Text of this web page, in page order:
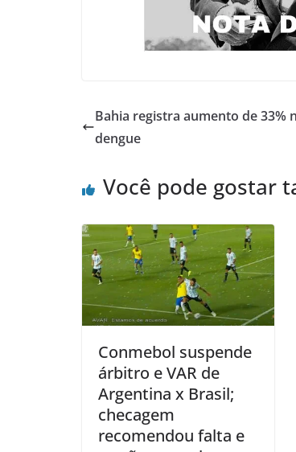
Bahia registra aumento de 33%
dengue
Você pode gostar
Conmebol suspende
árbitro e VAR de
Argentina x Brasil;
checagem
recomendou falta e